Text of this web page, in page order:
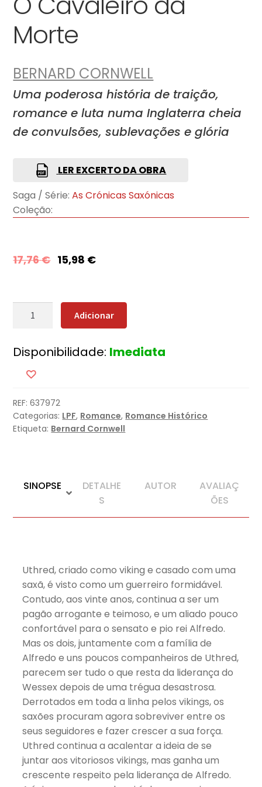
Morte
BERNARD CORNWELL
Uma poderosa história de traição,
romance e luta numa Inglaterra cheia
de convulsões, sublevações e glória
LER EXCERTO DA OBRA
Saga / Série: As Crónicas Saxónicas
Coleção:
17,76€ 15,98 €
Quantidade
Cavaleiro
Morte
Adicionar
Disponibilidade: Imediata
REF:637972
Categorias: LPF, Romance, Romance Histórico
Etiqueta: Bernard Cornwell
SINOPSE
DETALHE
S
AUTOR
AVALIAÇ
ÕES
Uthred, criado como viking e casado com uma
saxã, é visto como um guerreiro formidável.
Contudo, aos vinte anos, continua a ser um
pagão arrogante e teimoso, e um aliado pouco
confortável para o sensato e pio rei Alfredo.
Mas os dois, juntamente com a família de
Alfredo e uns poucos companheiros de Uthred,
parecem ser tudo o que resta da liderança do
Wessex depois de uma trégua desastrosa.
Derrotados em toda a linha pelos vikings, os
saxões procuram agora sobreviver entre os
seus seguidores e fazer crescer a sua força.
Uthred continua a acalentar a ideia de se
juntar aos vitoriosos vikings, mas ganha um
crescente respeito pela liderança de Alfredo.